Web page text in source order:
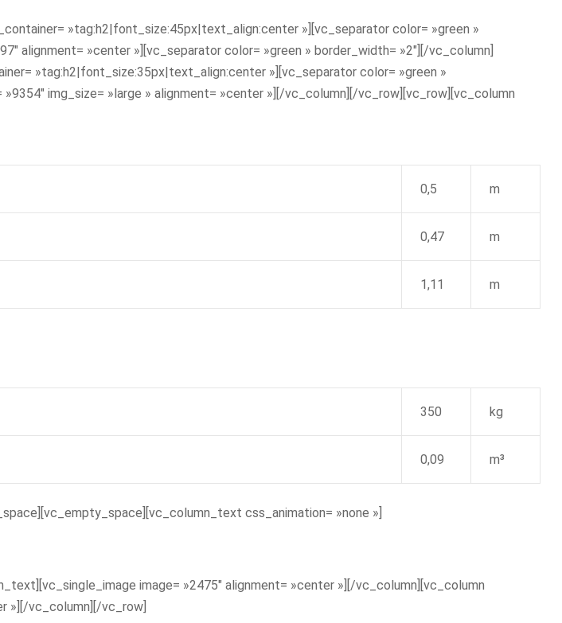
»tag:h2|font_size:45px|text_align:center »][vc_separator color= »green »
alignment= »center »][vc_separator color= »green » border_width= »2″][/vc_column]
»tag:h2|font_size:35px|text_align:center »][vc_separator color= »green »
img_size= »large » alignment= »center »][/vc_column][/vc_row][vc_row][vc_column
0,5 m
0,47 m
1,11 m
350 kg
0,09 m³
css_animation= »none »]
image= »2475″ alignment= »center »][/vc_column][vc_column
»][/vc_column][/vc_row]